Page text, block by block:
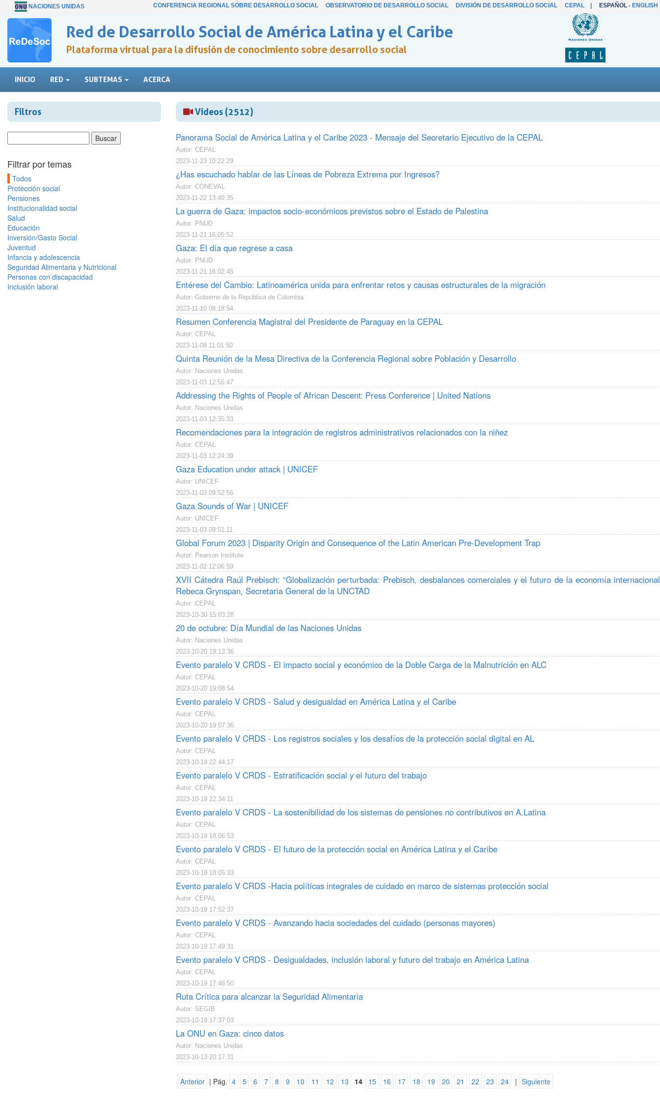
NACIONES UNIDAS CONFERENCIA REGIONAL SOBRE DESARROLLO SOCIAL OBSERVATORIO DE DESARROLLO SOCIAL DIVISIÓN DE DESARROLLO SOCIAL CEPAL| ESPAÑOL- ENGLISH
Red de Desarrollo Social de América Latina y el Caribe
Plataforma virtual para la difusión de conocimiento sobre desarrollo social
INICIO RED SUBTEMAS ACERCA
Filtros
Filtrar por temas
Todos
Protección social
Pensiones
Institucionalidad social
Salud
Educación
Inversión/Gasto Social
Juventud
Infancia y adolescencia
Seguridad Alimentaria y Nutricional
Personas con discapacidad
Inclusión laboral
Videos (2512)
Panorama Social de América Latina y el Caribe 2023 - Mensaje del Secretario Ejecutivo de la CEPAL
Autor: CEPAL
2023-11-23 10:22:29
¿Has escuchado hablar de las Líneas de Pobreza Extrema por Ingresos?
Autor: CONEVAL
2023-11-22 13:40:35
La guerra de Gaza: impactos socio-económicos previstos sobre el Estado de Palestina
Autor: PNUD
2023-11-21 16:05:52
Gaza: El día que regrese a casa
Autor: PNUD
2023-11-21 16:02:45
Entérese del Cambio: Latinoamérica unida para enfrentar retos y causas estructurales de la migración
Autor: Gobierno de la República de Colombia
2023-11-10 08:18:54
Resumen Conferencia Magistral del Presidente de Paraguay en la CEPAL
Autor: CEPAL
2023-11-08 11:01:50
Quinta Reunión de la Mesa Directiva de la Conferencia Regional sobre Población y Desarrollo
Autor: Naciones Unidas
2023-11-03 12:55:47
Addressing the Rights of People of African Descent: Press Conference | United Nations
Autor: Naciones Unidas
2023-11-03 12:35:33
Recomendaciones para la integración de registros administrativos relacionados con la niñez
Autor: CEPAL
2023-11-03 12:24:39
Gaza Education under attack | UNICEF
Autor: UNICEF
2023-11-03 09:52:56
Gaza Sounds of War | UNICEF
Autor: UNICEF
2023-11-03 09:51:11
Global Forum 2023 | Disparity Origin and Consequence of the Latin American Pre-Development Trap
Autor: Pearson Institute
2023-11-02 12:06:59
XVII Cátedra Raúl Prebisch: “Globalización perturbada: Prebisch, desbalances comerciales y el futuro de la economía
Rebeca Grynspan, Secretaria General de la UNCTAD
Autor: CEPAL
2023-10-30 15:03:28
20 de octubre: Día Mundial de las Naciones Unidas
Autor: Naciones Unidas
2023-10-20 19:13:36
Evento paralelo V CRDS - El impacto social y económico de la Doble Carga de la Malnutrición en ALC
Autor: CEPAL
2023-10-20 19:08:54
Evento paralelo V CRDS - Salud y desigualdad en América Latina y el Caribe
Autor: CEPAL
2023-10-20 19:07:36
Evento paralelo V CRDS - Los registros sociales y los desafíos de la protección social digital en AL
Autor: CEPAL
2023-10-19 22:44:17
Evento paralelo V CRDS - Estratificación social y el futuro del trabajo
Autor: CEPAL
2023-10-19 22:34:11
Evento paralelo V CRDS - La sostenibilidad de los sistemas de pensiones no contributivos en A.Latina
Autor: CEPAL
2023-10-19 18:06:53
Evento paralelo V CRDS - El futuro de la protección social en América Latina y el Caribe
Autor: CEPAL
2023-10-19 18:05:33
Evento paralelo V CRDS -Hacia políticas integrales de cuidado en marco de sistemas protección social
Autor: CEPAL
2023-10-19 17:52:37
Evento paralelo V CRDS - Avanzando hacia sociedades del cuidado (personas mayores)
Autor: CEPAL
2023-10-19 17:49:31
Evento paralelo V CRDS - Desigualdades, inclusión laboral y futuro del trabajo en América Latina
Autor: CEPAL
2023-10-19 17:46:50
Ruta Crítica para alcanzar la Seguridad Alimentaria
Autor: SEGIB
2023-10-19 17:37:03
La ONU en Gaza: cinco datos
Autor: Naciones Unidas
2023-10-13 20:17:31
Anterior | Pág. 4 5 6 7 8 9 10 11 12 13 14 15 16 17 18 19 20 21 22 23 24 | Siguiente